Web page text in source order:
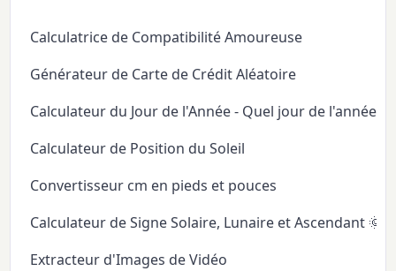
Calculatrice de Compatibilité Amoureuse
Générateur de Carte de Crédit Aléatoire
Calculateur du Jour de l'Année - Quel jour de l'année
Calculateur de Position du Soleil
Convertisseur cm en pieds et pouces
Calculateur de Signe Solaire, Lunaire et Ascendant
Extracteur d'Images de Vidéo